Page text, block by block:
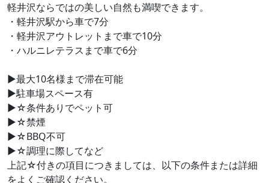
軽井沢ならではの美しい自然も満喫できます。
・軽井沢駅から車で7分
・軽井沢アウトレットまで車で10分
・ハルニレテラスまで車で6分
▶最大10名様まで滞在可能
▶駐車場スペース有
▶☆条件ありでペット可
▶☆禁煙
▶☆BBQ不可
▶☆調理に際してなど
上記☆付きの項目につきましては、以下の条件または詳細
をよくご確認ください。